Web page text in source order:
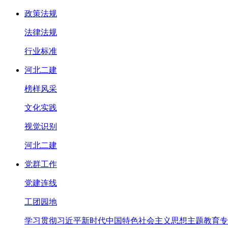
政策法规
法律法规
行业标准
河北二建
榜样风采
文化实践
视觉识别
河北二建
党群工作
党建连线
工团园地
学习贯彻习近平新时代中国特色社会主义思想主题教育